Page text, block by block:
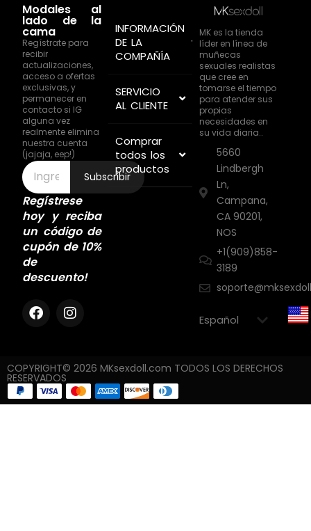
Modales al
lado de la
cama
Regístrate para
recibir
actualizaciones,
acceso a ofertas
exclusivas, y
permanecer en
contacto si IG
alguna vez
realmente elimina
nuestra cuenta
(jajaja, eep!)
Subscribir
Regístrese
hoy y reciba
un código de
cupón de 10%
de
descuento!
INFORMACIÓN
DE LA
COMPAÑÍA
SERVICIO
AL CLIENTE
Comprar
todos los
productos
MK es la tienda
líder en línea de
muñecas
sexuales realistas
que cree en
tomarse el tiempo
para atender sus
propias
necesidades en
su vida diaria..
5660
Lindbergh
Ln,
Campana,
CA 90201,
NOS
+1(909)858-
3189
COPYRIGHT© 2026 MKsexdoll.com TODOS LOS DERECHOS
RESERVADOS